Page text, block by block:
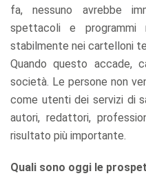
fa, nessuno avrebbe
spettacoli e programmi
stabilmente nei cartelloni
Quando questo accade,
società. Le persone non
come utenti dei servizi di
autori, redattori,
risultato più importante.
Quali sono oggi le